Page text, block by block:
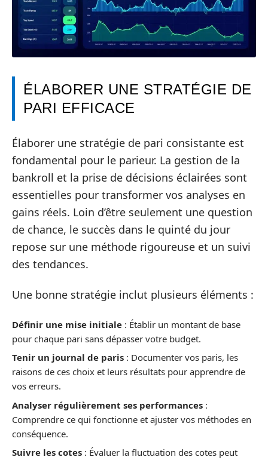
ÉLABORER UNE STRATÉGIE DE
PARI EFFICACE
Élaborer une stratégie de pari consistante est
fondamental pour le parieur. La gestion de la
bankroll et la prise de décisions éclairées sont
essentielles pour transformer vos analyses en
gains réels. Loin d’être seulement une question
de chance, le succès dans le quinté du jour
repose sur une méthode rigoureuse et un suivi
des tendances.
Une bonne stratégie inclut plusieurs éléments :
Définir une mise initiale : Établir un montant de base
pour chaque pari sans dépasser votre budget.
Tenir un journal de paris : Documenter vos paris, les
raisons de ces choix et leurs résultats pour apprendre de
vos erreurs.
Analyser régulièrement ses performances :
Comprendre ce qui fonctionne et ajuster vos méthodes en
conséquence.
Suivre les cotes : Évaluer la fluctuation des cotes peut